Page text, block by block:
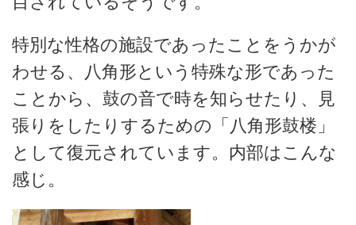
特別な性格の施設であったことをうかが
わせる、八角形という特殊な形であった
ことから、鼓の音で時を知らせたり、見
張りをしたりするための「八角形鼓楼」
として復元されています。内部はこんな
感じ。